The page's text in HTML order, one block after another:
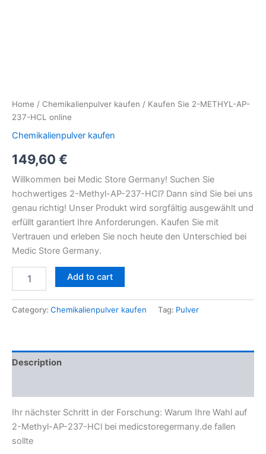
Home / Chemikalienpulver kaufen / Kaufen Sie 2-METHYL-AP-
237-HCL online
Chemikalienpulver kaufen
149,60 €
Willkommen bei Medic Store Germany! Suchen Sie
hochwertiges 2-Methyl-AP-237-HCl? Dann sind Sie bei uns
genau richtig! Unser Produkt wird sorgfältig ausgewählt und
erfüllt garantiert Ihre Anforderungen. Kaufen Sie mit
Vertrauen und erleben Sie noch heute den Unterschied bei
Medic Store Germany.
Add to cart
Category: Chemikalienpulver kaufen Tag: Pulver
Description
Ihr nächster Schritt in der Forschung: Warum Ihre Wahl auf
2-Methyl-AP-237-HCl bei medicstoregermany.de fallen
sollte